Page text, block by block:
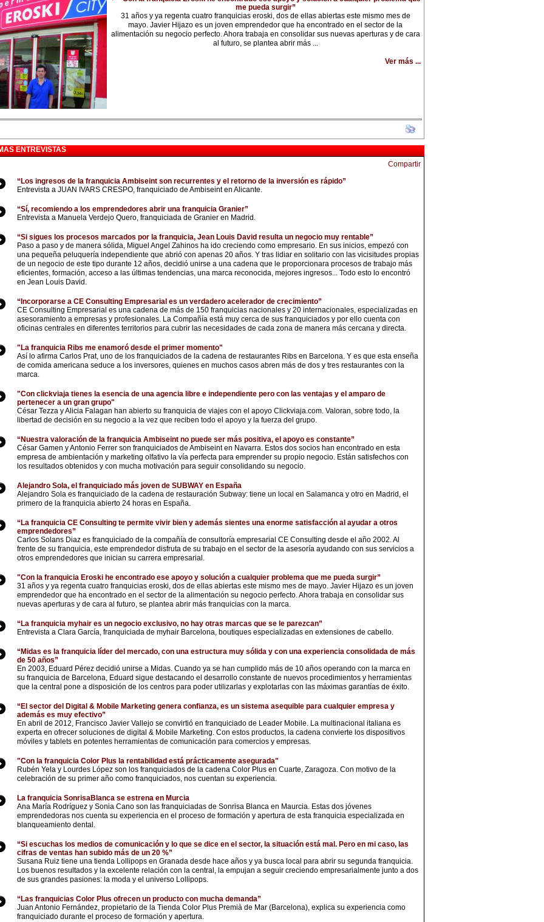
me pueda surgir”
31 años y ya regenta cuatro franquicias eroski, dos de ellas abiertas este mismo mes de
mayo. Javier Hijazo es un joven emprendedor que ha encontrado en el sector de la
alimentación su negocio perfecto. Ahora trabaja en consolidar sus nuevas aperturas y de cara
al futuro, se plantea abrir más ...
Ver más ...
ENTREVISTAS
“Los ingresos de la franquicia Ambiseint son recurrentes y el retorno de la inversión es rápido”
Entrevista a JUAN IVARS CRESPO, franquiciado de Ambiseint en Alicante.
“Sí, recomiendo a los emprendedores abrir una franquicia Granier”
Entrevista a Manuela Verdejo Quero, franquiciada de Granier en Madrid.
“Si sigues los procesos marcados por la franquicia, Jean Louis David resulta un negocio muy rentable”
Paso a paso y de manera sólida, Miguel Angel Zahinos ha ido creciendo como empresario. En sus inicios, empezó con
una pequeña peluquería independiente que abrió con apenas 20 años. Y tras lidiar en solitario con las vicisitudes propias
de un negocio de este tipo durante 12 años, decidió unirse a una cadena que le proporcionara procesos de trabajo más
eficientes, formación, acceso a las últimas tendencias, una marca reconocida, mejores ingresos... Todo esto lo encontró
en Jean Louis David.
“Incorporarse a CE Consulting Empresarial es un verdadero acelerador de crecimiento”
CE Consulting Empresarial es una cadena de más de 150 franquicias nacionales y 20 internacionales, especializadas en
asesoramiento a empresas y profesionales. La Compañía está muy cerca de sus franquiciados y por ello cuenta con
oficinas centrales en diferentes territorios para cubrir las necesidades de cada zona de manera más cercana y directa.
"La franquicia Ribs me enamoró desde el primer momento"
Así lo afirma Carlos Prat, uno de los franquiciados de la cadena de restaurantes Ribs en Barcelona. Y es que esta enseña
de comida americana seduce a los inversores, quienes en muchos casos abren más de dos y tres restaurantes con la
marca.
"Con clickviaja tienes la esencia de una agencia libre e independiente pero con las ventajas y el amparo de
pertenecer a un gran grupo"
César Tezza y Alicia Falagan han abierto su franquicia de viajes con el apoyo Clickviaja.com. Valoran, sobre todo, la
libertad de decisión en su negocio a la vez que reciben todo el apoyo y la fuerza del grupo.
“Nuestra valoración de la franquicia Ambiseint no puede ser más positiva, el apoyo es constante”
César Gamen y Antonio Ferrer son franquiciados de Ambiseint en Navarra. Estos dos socios han encontrado en esta
empresa de ambientación y marketing olfativo la vía perfecta para emprender su propio negocio. Están satisfechos con
los resultados obtenidos y con mucha motivación para seguir consolidando su negocio.
Alejandro Sola, el franquiciado más joven de SUBWAY en España
Alejandro Sola es franquiciado de la cadena de restauración Subway: tiene un local en Salamanca y otro en Madrid, el
primero de la franquicia abierto 24 horas en España.
“La franquicia CE Consulting te permite vivir bien y además sientes una enorme satisfacción al ayudar a otros
emprendedores”
Carlos Solans Diaz es franquiciado de la compañía de consultoría empresarial CE Consulting desde el año 2002. Al
frente de su franquicia, este emprendedor disfruta de su trabajo en el sector de la asesoría ayudando con sus servicios a
otros emprendedores que inician su carrera empresarial.
"Con la franquicia Eroski he encontrado ese apoyo y solución a cualquier problema que me pueda surgir”
31 años y ya regenta cuatro franquicias eroski, dos de ellas abiertas este mismo mes de mayo. Javier Hijazo es un joven
emprendedor que ha encontrado en el sector de la alimentación su negocio perfecto. Ahora trabaja en consolidar sus
nuevas aperturas y de cara al futuro, se plantea abrir más franquicias con la marca.
“La franquicia myhair es un negocio exclusivo, no hay otras marcas que se le parezcan”
Entrevista a Clara García, franquiciada de myhair Barcelona, boutiques especializadas en extensiones de cabello.
“Midas es la franquicia líder del mercado, con una estructura muy sólida y con una experiencia consolidada de más
de 50 años”
En 2003, Eduard Pérez decidió unirse a Midas. Cuando ya se han cumplido más de 10 años operando con la marca en
su franquicia de Barcelona, Eduard sigue destacando el desarrollo constante de nuevos procedimientos y herramientas
que la central pone a disposición de los centros para poder utilizarlas y explotarlas con las máximas garantías de éxito.
“El sector del Digital & Mobile Marketing genera confianza, es un sistema asequible para cualquier empresa y
además es muy efectivo”
En abril de 2012, Francisco Javier Vallejo se convirtió en franquiciado de Leader Mobile. La multinacional italiana es
experta en ofrecer soluciones de digital & Mobile Marketing. Con estos productos, la cadena convierte los dispositivos
móviles y tablets en potentes herramientas de comunicación para comercios y empresas.
"Con la franquicia Color Plus la rentabilidad está prácticamente asegurada"
Rubén Yela y Lourdes López son los franquiciados de la cadena Color Plus en Cuarte, Zaragoza. Con motivo de la
celebración de su primer año como franquiciados, nos cuentan su experiencia.
La franquicia SonrisaBlanca se estrena en Murcia
Ana María Rodríguez y Sonia Cano son las franquiciadas de Sonrisa Blanca en Maurcia. Estas dos jóvenes
emprendedoras nos cuenta su experiencia en el proceso de formación y apertura de esta franquicia especializada en
blanqueamiento dental.
“Si escuchas los medios de comunicación y lo que se dice en el sector, la situación está mal. Pero en mi caso, las
cifras de ventas han subido más de un 20 %”
Susana Ruiz tiene una tienda Lollipops en Granada desde hace años y ya busca local para abrir su segunda franquicia.
Los buenos resultados y la excelente relación con la central, la empujan a seguir creciendo empresarialmente junto a dos
de sus grandes pasiones: la moda y el universo Lollipops.
“Las franquicias Color Plus ofrecen un producto con mucha demanda”
Juan Antonio Fernández, propietario de la Tienda Color Plus Premià de Mar (Barcelona), explica su experiencia como
franquiciado durante el proceso de formación y apertura.